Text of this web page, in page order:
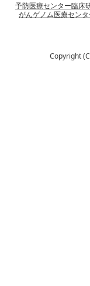
予防医療センター臨床
がんゲノム医療センタ
Copyright